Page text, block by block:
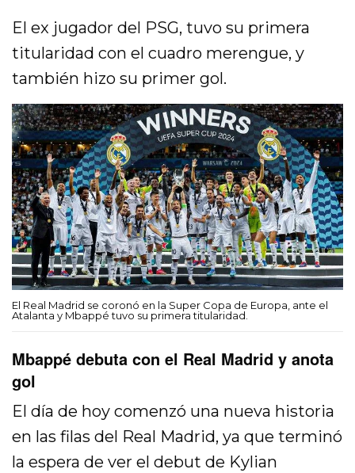
El ex jugador del PSG, tuvo su primera
titularidad con el cuadro merengue, y
también hizo su primer gol.
El Real Madrid se coronó en la Super Copa de Europa, ante el
Atalanta y Mbappé tuvo su primera titularidad.
Mbappé debuta con el Real Madrid y anota
gol
El día de hoy comenzó una nueva historia
en las filas del Real Madrid, ya que terminó
la espera de ver el debut de Kylian